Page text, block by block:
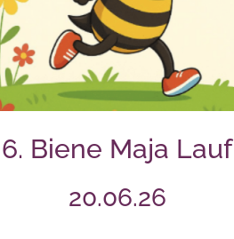
6. Biene Maja Lauf
20.06.26